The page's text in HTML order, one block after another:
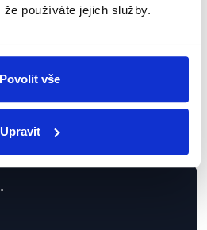
používáte jejich služby.
Povolit vše
Upravit